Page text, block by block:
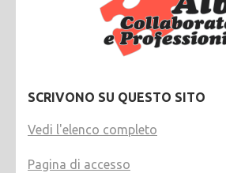
SCRIVONO SU QUESTO SITO
Vedi l'elenco completo
Pagina di accesso